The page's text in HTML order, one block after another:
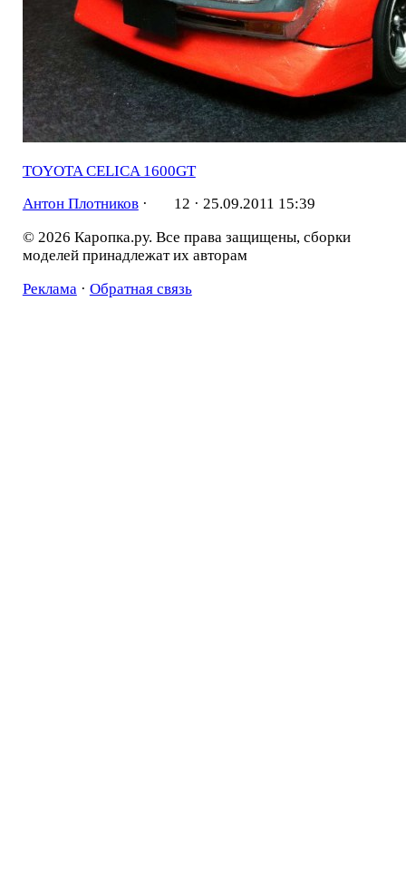
TOYOTA CELICA 1600GT
Антон Плотников· 12 · 25.09.2011 15:39
© 2026 Каропка.ру. Все права защищены, сборки
моделей принадлежат их авторам
Реклама· Обратная связь